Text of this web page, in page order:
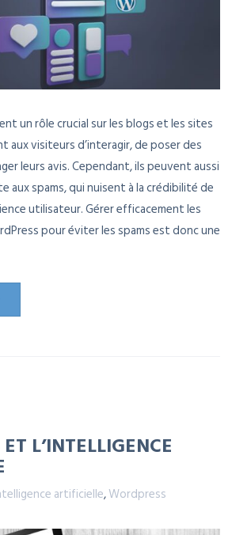
un rôle crucial sur les blogs et les sites
aux visiteurs d’interagir, de poser des
leurs avis. Cependant, ils peuvent aussi
spams, qui nuisent à la crédibilité de
utilisateur. Gérer efficacement les
pour éviter les spams est donc une
L’INTELLIGENCE
artificielle,Wordpress